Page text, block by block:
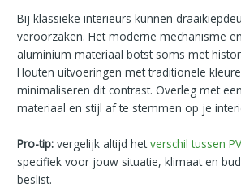
Bij klassieke interieurs kunnen
veroorzaken. Het moderne mechanisme
aluminium materiaal botst soms met
Houten uitvoeringen met traditionele
minimaliseren dit contrast. Overleg met
materiaal en stijl af te stemmen op je
Pro-tip: vergelijk altijd hetverschil tussen
specifiek voor jouw situatie, klimaat en
beslist.